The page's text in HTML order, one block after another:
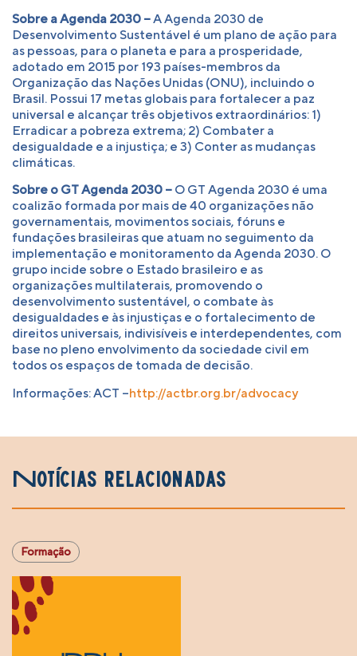
Sobre a Agenda 2030 –A Agenda 2030 de
Desenvolvimento Sustentável é um plano de ação para
as pessoas, para o planeta e para a prosperidade,
adotado em 2015 por 193 países-membros da
Organização das Nações Unidas (ONU), incluindo o
Brasil. Possui 17 metas globais para fortalecer a paz
universal e alcançar três objetivos extraordinários: 1)
Erradicar a pobreza extrema; 2) Combater a
desigualdade e a injustiça; e 3) Conter as mudanças
climáticas.
Sobre o GT Agenda 2030 – O GT Agenda 2030 é uma
coalizão formada por mais de 40 organizações não
governamentais, movimentos sociais, fóruns e
fundações brasileiras que atuam no seguimento da
implementação e monitoramento da Agenda 2030. O
grupo incide sobre o Estado brasileiro e as
organizações multilaterais, promovendo o
desenvolvimento sustentável, o combate às
desigualdades e às injustiças e o fortalecimento de
direitos universais, indivisíveis e interdependentes, com
base no pleno envolvimento da sociedade civil em
todos os espaços de tomada de decisão.
Informações: ACT –http://actbr.org.br/advocacy
Notícias relacionadas